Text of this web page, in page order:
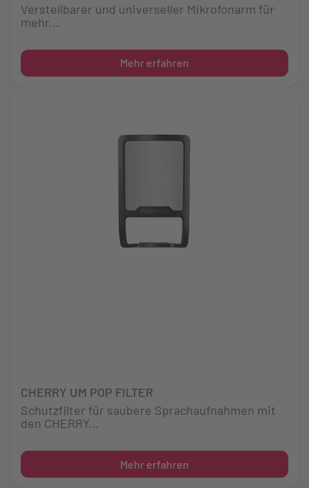
Verstellbarer und universeller Mikrofonarm für
mehr...
Mehr erfahren
CHERRY UM POP FILTER
Schutzfilter für saubere Sprachaufnahmen mit
den CHERRY...
Mehr erfahren